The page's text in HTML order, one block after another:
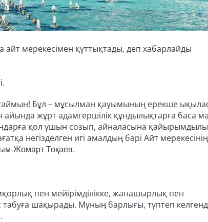
мерекесімен құттықтады, деп хабарлайды
Бұл – мұсылман қауымының ерекше
айында жұрт адамгершілік құндылықтарға баса
қол ұшын созып, айналасына
негізделген игі амалдың бәрі Айт мерекесінің
Жомарт Тоқаев.
пен мейірімділікке, жанашырлық пен
шақырады. Мұның барлығы, түптеп